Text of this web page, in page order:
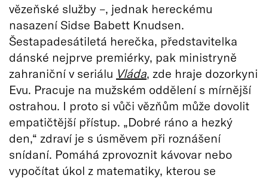
vězeňské služby –, jednak hereckému
nasazení Sidse Babett Knudsen.
Šestapadesátiletá herečka, představitelka
dánské nejprve premiérky, pak ministryně
zahraniční v seriálu Vláda, zde hraje dozorkyni
Evu. Pracuje na mužském oddělení s mírnější
ostrahou. I proto si vůči vězňům může dovolit
empatičtější přístup. „Dobré ráno a hezký
den,“ zdraví je s úsměvem při roznášení
snídaní. Pomáhá zprovoznit kávovar nebo
vypočítat úkol z matematiky, kterou se